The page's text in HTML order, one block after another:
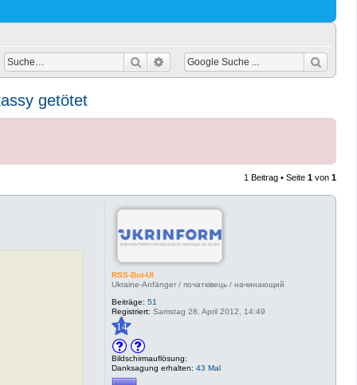
Suche Erweiterte Suche
getötet
1 Beitrag • Seite 1 von 1
RSS-Bot-UI
Ukraine-Anfänger / початківець / начинающий
Beiträge: 51
Registriert: Samstag 28. April 2012, 14:49
14
Bildschirmauflösung:
Danksagung erhalten: 43 Mal